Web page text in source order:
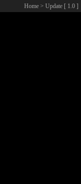
Home > Update [ 1.0 ]